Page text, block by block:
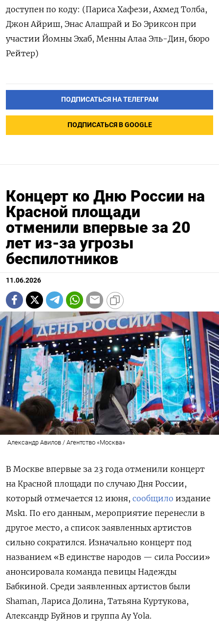
доступен по коду: (Париса Хафези, ​Ахмед Толба,
Джон Айриш, Энас Алашрай и Бо Эриксон при
‌участии Йомны Эхаб, Менны Алаа Эль-Дин, бюро
Рейтер)
ПОДПИСАТЬСЯ НА ТЕЛЕГРАМ
ПОДПИСАТЬСЯ В GOOGLE
Концерт ко Дню России на
Красной площади
отменили впервые за 20
лет из-за угрозы
беспилотников
11.06.2026
Александр Авилов / Агентство «Москва»
В Москве впервые за 23 года отменили концерт
на Красной площади по случаю Дня России,
который отмечается 12 июня, сообщило издание
Msk1. По его данным, мероприятие перенесли в
другое место, а список заявленных артистов
сильно сократился. Изначально концерт под
названием «В единстве народов — сила России»
анонсировала команда певицы Надежды
Бабкиной. Среди заявленных артистов были
Shaman, Лариса Долина, Татьяна Куртукова,
Александр Буйнов и группа Ay Yola.